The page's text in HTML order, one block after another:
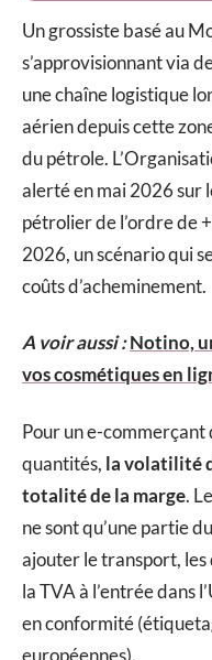
Un grossiste basé au
s’approvisionnant via
une chaîne logistique
aérien depuis cette
du pétrole.
alerté en mai 2026 sur
pétrolier de l’ordre de
2026, un scénario qui
coûts d’acheminement.
A voir aussi :Notino,
vos cosmétiques en
Pour un e-
quantités, la volatilité
totalité de la marge.
ne sont qu’une partie
ajouter le transport, les
la TVA à l’entrée dans
en conformité
européennes).